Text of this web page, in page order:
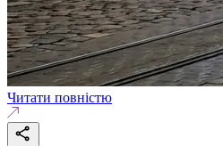
Читати повністю